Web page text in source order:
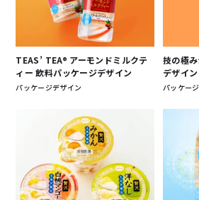
TEAS’ TEA® アーモンドミルクテ
ィー 飲料パッケージデザイン
パッケージデザイン
技の極
デザイン
パッケー